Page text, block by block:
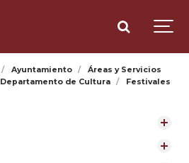
Ayuntamiento
Áreas y Servicios
Departamento de Cultura
Festivales